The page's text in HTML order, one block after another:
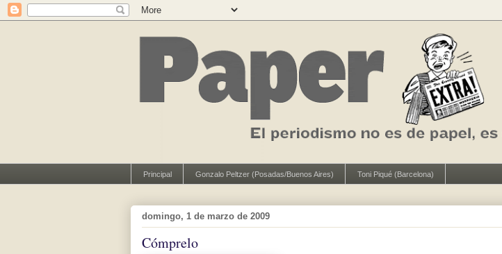
Principal Gonzalo Peltzer (Posadas/Buenos Aires) Toni Piqué (Barcelona)
domingo, 1 de marzo de 2009
Cómprelo